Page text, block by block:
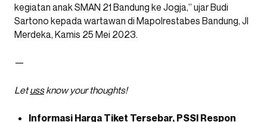
kegiatan anak SMAN 21 Bandung ke Jogja,” ujar Budi
Sartono kepada wartawan di Mapolrestabes Bandung, Jl
Merdeka, Kamis 25 Mei 2023.
—
Letussknow your thoughts!
Informasi Harga Tiket Tersebar, PSSI Respon